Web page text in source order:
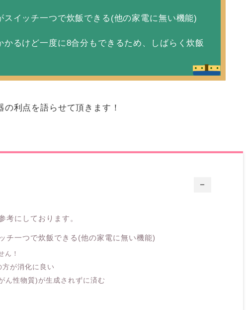
スイッチ一つで炊飯できる(他の家電に無い機能)
かるけど一度に8合分もできるため、しばらく炊飯
利点を語らせて頂きます！
ー
考にしております。
チ一つで炊飯できる(他の家電に無い機能)
ん！
が消化に良い
ん性物質)が生成されずに済む